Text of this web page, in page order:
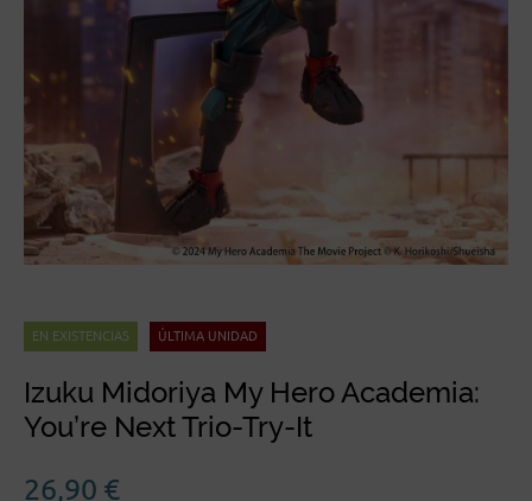
EN EXISTENCIAS ÚLTIMA UNIDAD
Izuku Midoriya My Hero Academia:
You’re Next Trio-Try-It
26,90 €